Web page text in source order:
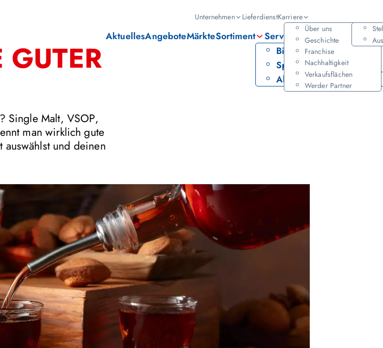
AktuellesAngeboteMärkteSortiment
Bier
Spirituosen
Alkoholfrei
Services
PAYBACK
Leihservice
Unternehmen
Über uns
Geschichte
Franchise
Nachhaltigkeit
Verkaufsflächen
Werder Partner
LieferdienstKarriere
Single Malt, VSOP,
man wirklich gute
und deinen